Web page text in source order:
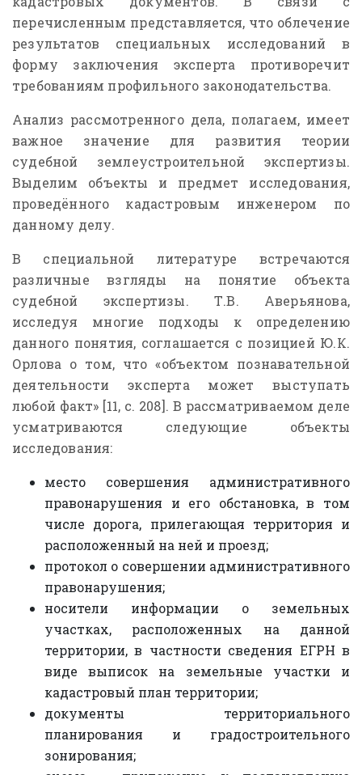
перечисленным представляется, что облечение
результатов специальных исследований в
форму заключения эксперта противоречит
требованиям профильного законодательства.
Анализ рассмотренного дела, полагаем, имеет
важное значение для развития теории
судебной землеустроительной экспертизы.
Выделим объекты и предмет исследования,
проведённого кадастровым инженером по
данному делу.
В специальной литературе встречаются
различные взгляды на понятие объекта
судебной экспертизы. Т.В. Аверьянова,
исследуя многие подходы к определению
данного понятия, соглашается с позицией Ю.К.
Орлова о том, что «объектом познавательной
деятельности эксперта может выступать
любой факт» [11, с. 208]. В рассматриваемом деле
усматриваются следующие объекты
исследования:
место совершения административного
правонарушения и его обстановка, в том
числе дорога, прилегающая территория и
расположенный на ней и проезд;
протокол о совершении административного
правонарушения;
носители информации о земельных
участках, расположенных на данной
территории, в частности сведения ЕГРН в
виде выписок на земельные участки и
кадастровый план территории;
документы территориального
планирования и градостроительного
зонирования;